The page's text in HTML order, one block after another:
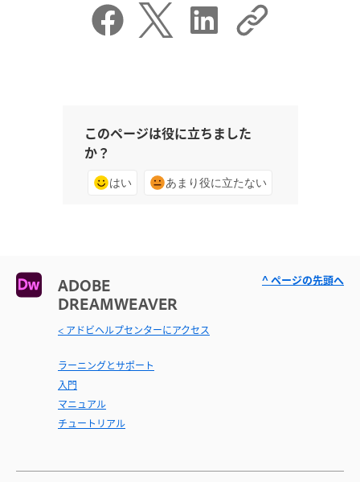
このページは役に立ちました
か？
はい あまり役に立たない
ADOBE
DREAMWEAVER
< アドビヘルプセンターにアクセス
ラーニングとサポート
入門
マニュアル
チュートリアル
^ ページの先頭へ